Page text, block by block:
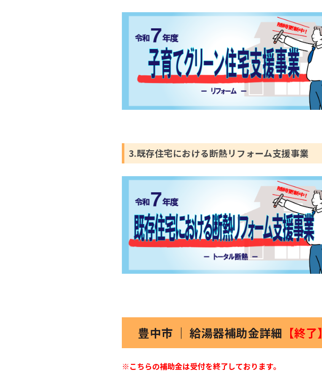
3.既存住宅における断熱リフォーム支援事業
豊中市 ｜ 給湯器補助金詳細 【終了】
※こちらの補助金は受付を終了しております。